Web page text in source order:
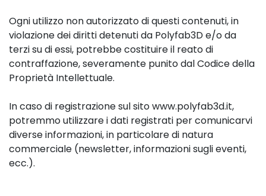
Ogni utilizzo non autorizzato di questi contenuti, in
violazione dei diritti detenuti da Polyfab3D e/o da
terzi su di essi, potrebbe costituire il reato di
contraffazione, severamente punito dal Codice della
Proprietà Intellettuale.
In caso di registrazione sul sito www.polyfab3d.it,
potremmo utilizzare i dati registrati per comunicarvi
diverse informazioni, in particolare di natura
commerciale (newsletter, informazioni sugli eventi,
ecc.).